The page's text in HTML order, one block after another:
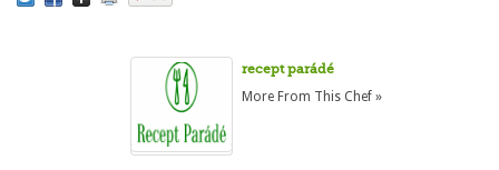
recept parádé
More From This Chef »